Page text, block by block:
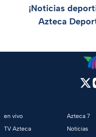
¡Noticias
Azteca
en vivo
TV Azteca
Azteca 7
Noticias